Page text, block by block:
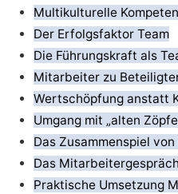
Multikulturelle
Der Erfolgsfaktor Team
Die Führungskraft als
Mitarbeiter zu
Wertschöpfung anstatt
Umgang mit „alten
Das Zusammenspiel
Das
Praktische Umsetzung